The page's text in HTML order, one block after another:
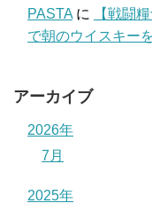
PASTA に
【戦闘
で朝のウイスキー
アーカイブ
2026年
7月
2025年